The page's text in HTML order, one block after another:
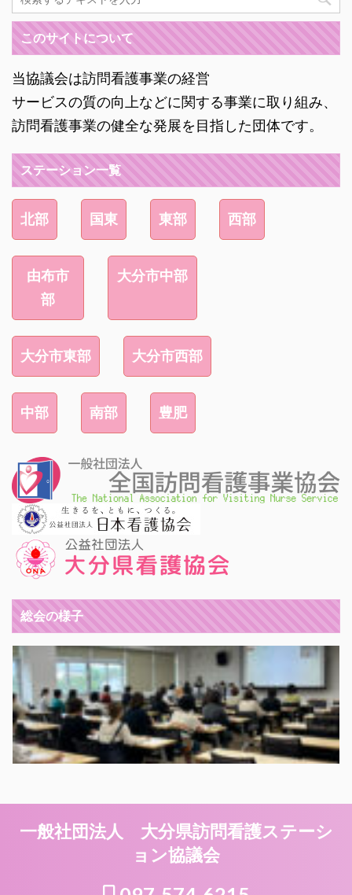
このサイトについて
当協議会は訪問看護事業の経営
サービスの質の向上などに関する事業に取り組み、
訪問看護事業の健全な発展を目指した団体です。
ステーション一覧
北部 国東 東部 西部
由布市
部
大分市中部
大分市東部 大分市西部
中部 南部 豊肥
総会の様子
一般社団法人 大分県訪問看護ステーシ
ョン協議会